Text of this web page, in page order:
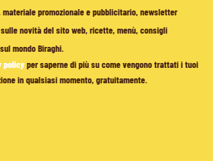
materiale promozionale e pubblicitario, newsletter
novità del sito web, ricette, menù, consigli
mondo Biraghi.
policyper saperne di più su come vengono trattati i tuoi
in qualsiasi momento, gratuitamente.